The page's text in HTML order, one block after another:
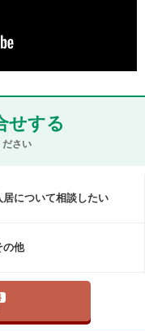
せする
ださい
居について相談したい
の他